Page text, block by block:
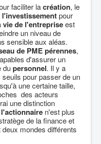
faciliter lacréation, le
l'investissementpour
vie de l'entrepriseest
un niveau de
sensible aux aléas.
de PMEpérennes,
d'assurer un
dupersonnel. Il y a
pour passer de un
une certaine taille,
des acteurs
une distinction
l'actionnaire n'est plus
de la finance et
deux mondes différents